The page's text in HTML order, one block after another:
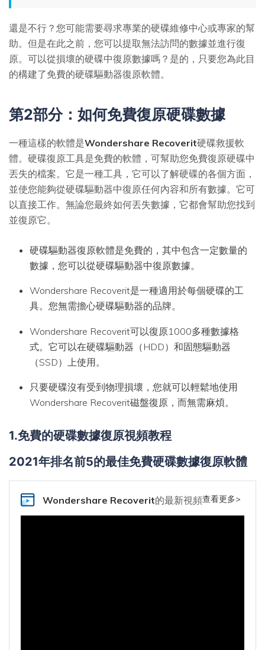
還是不行？您可能需要尋求專業的硬碟維修中心或專家的幫
助。但是在此之前，您可以提取無法訪問的數據並進行復
原。可以從損壞的硬碟中復原數據嗎？是的，只要您為此目
的構建了免費的硬碟驅動器復原軟體。
第2部分：如何免費復原硬碟數據
一種這樣的軟體是Wondershare Recoverit硬碟救援軟
體。硬碟復原工具是免費的軟體，可幫助您免費復原硬碟中
丟失的檔案。它是一種工具，它可以了解硬碟的各個方​​面，
並使您能夠從硬碟驅動器中復原任何內容和所有數據。它可
以直接工作。無論您最終如何丟失數據，它都會幫助您找到
並復原它。
硬碟驅動器復原軟體是免費的，其中包含一定數量的
數據，您可以從硬碟驅動器中復原數據。
Wondershare Recoverit是一種適用於每個硬碟的工
具。您無需擔心硬碟驅動器的品牌。
Wondershare Recoverit可以復原1000多種數據格
式。它可以在硬碟驅動器（HDD）和固態驅動器
（SSD）上使用。
只要硬碟沒有受到物理損壞，您就可以輕鬆地使用
Wondershare Recoverit磁盤復原，而無需麻煩。
1.免費的硬碟數據復原視頻教程
2021年排名前5的最佳免費硬碟數據復原軟體
Wondershare Recoverit的最新視頻查看更多>